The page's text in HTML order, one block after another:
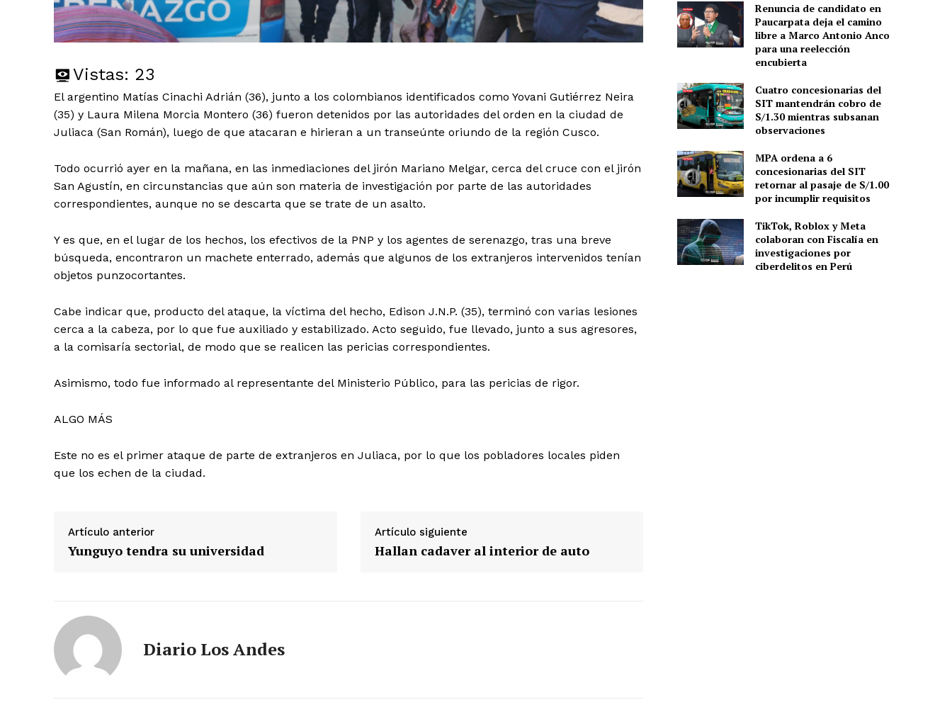
Contacto
Prensa
Vistas: 23
El argentino Matías Cinachi Adrián (36), junto a los colombianos identificados como Yovani Gutiérrez Neira
(35) y Laura Milena Morcia Montero (36) fueron detenidos por las autoridades del orden en la ciudad de
Juliaca (San Román), luego de que atacaran e hirieran a un transeúnte oriundo de la región Cusco.
Todo ocurrió ayer en la mañana, en las inmediaciones del jirón Mariano Melgar, cerca del cruce con el jirón
San Agustín, en circunstancias que aún son materia de investigación por parte de las autoridades
correspondientes, aunque no se descarta que se trate de un asalto.
Y es que, en el lugar de los hechos, los efectivos de la PNP y los agentes de serenazgo, tras una breve
búsqueda, encontraron un machete enterrado, además que algunos de los extranjeros intervenidos tenían
objetos punzocortantes.
Cabe indicar que, producto del ataque, la víctima del hecho, Edison J.N.P. (35), terminó con varias lesiones
cerca a la cabeza, por lo que fue auxiliado y estabilizado. Acto seguido, fue llevado, junto a sus agresores,
a la comisaría sectorial, de modo que se realicen las pericias correspondientes.
Asimismo, todo fue informado al representante del Ministerio Público, para las pericias de rigor.
ALGO MÁS
Este no es el primer ataque de parte de extranjeros en Juliaca, por lo que los pobladores locales piden
que los echen de la ciudad.
Artículo anterior
Yunguyo tendra su universidad
Artículo siguiente
Hallan cadaver al interior de auto
Diario Los Andes
Renuncia de candidato en
Paucarpata deja el camino
libre a Marco Antonio Anco
para una reelección
encubierta
Cuatro concesionarias del
SIT mantendrán cobro de
S/1.30 mientras subsanan
observaciones
MPA ordena a 6
concesionarias del SIT
retornar al pasaje de S/1.00
por incumplir requisitos
TikTok, Roblox y Meta
colaboran con Fiscalía en
investigaciones por
ciberdelitos en Perú